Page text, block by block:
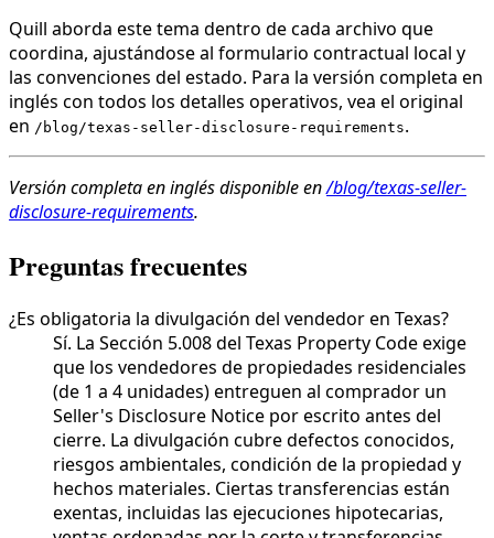
Quill aborda este tema dentro de cada archivo que
coordina, ajustándose al formulario contractual local y
las convenciones del estado. Para la versión completa en
inglés con todos los detalles operativos, vea el original
en /blog/texas-seller-disclosure-requirements.
Versión completa en inglés disponible en/blog/texas-seller-
disclosure-requirements.
Preguntas frecuentes
¿Es obligatoria la divulgación del vendedor en Texas?
Sí. La Sección 5.008 del Texas Property Code exige
que los vendedores de propiedades residenciales
(de 1 a 4 unidades) entreguen al comprador un
Seller's Disclosure Notice por escrito antes del
cierre. La divulgación cubre defectos conocidos,
riesgos ambientales, condición de la propiedad y
hechos materiales. Ciertas transferencias están
exentas, incluidas las ejecuciones hipotecarias,